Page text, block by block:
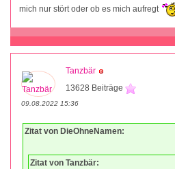
mich nur stört oder ob es mich aufregt
Tanzbär
13628 Beiträge
09.08.2022 15:36
Zitat von DieOhneNamen:
Zitat von Tanzbär: